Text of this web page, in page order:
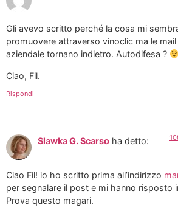
Gli avevo scritto perché la cosa mi
promuovere attraverso vinoclic ma le mail
aziendale tornano indietro. Autodifesa ?
Ciao, Fil.
Rispondi
Slawka G. Scarso ha detto:
Ciao Fil! io ho scritto prima all’indirizzo
per segnalare il post e mi hanno risposto
Prova questo magari.